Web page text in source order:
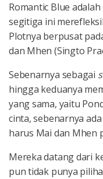
Romantic Blue
segitiga ini
Plotnya berpusat
dan Mhen (Singto
Sebenarnya sebagai
hingga keduanya
yang sama, yaitu
cinta, sebenarnya
harus Mai dan Mhen
Mereka datang dari
pun tidak punya